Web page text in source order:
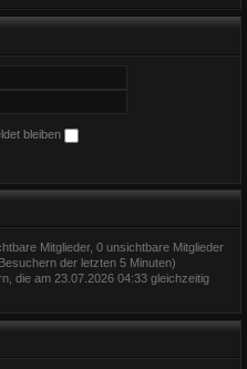
bleiben
Mitglieder, 0 unsichtbare Mitglieder
der letzten 5 Minuten)
die am 23.07.2026 04:33 gleichzeitig